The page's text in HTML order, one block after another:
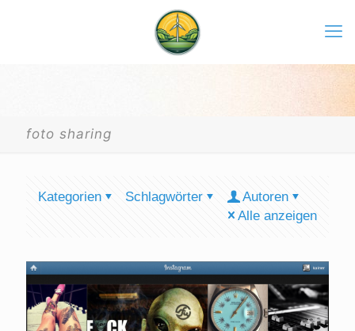
foto sharing
Kategorien Schlagwörter
Autoren
Alle anzeigen